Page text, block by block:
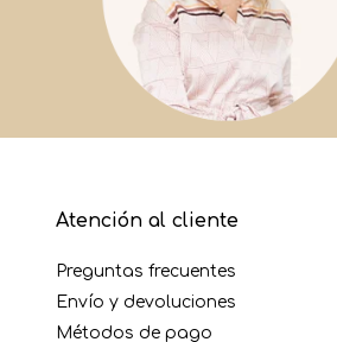
Atención al cliente
Preguntas frecuentes
Envío y devoluciones
Métodos de pago